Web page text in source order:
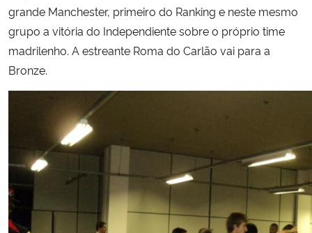
Ministério do Meio Ambiente
Ministério do Turismo
Ministério do Desenvolvimento Regional
Controladoria-Geral da União
Ministério da Mulher, da Família e dos Direitos Humanos
Secretaria-Geral
grande Manchester, primeiro do Ranking e neste mesmo
grupo a vitória do Independiente sobre o próprio time
madrilenho. A estreante Roma do Carlão vai para a
Bronze.